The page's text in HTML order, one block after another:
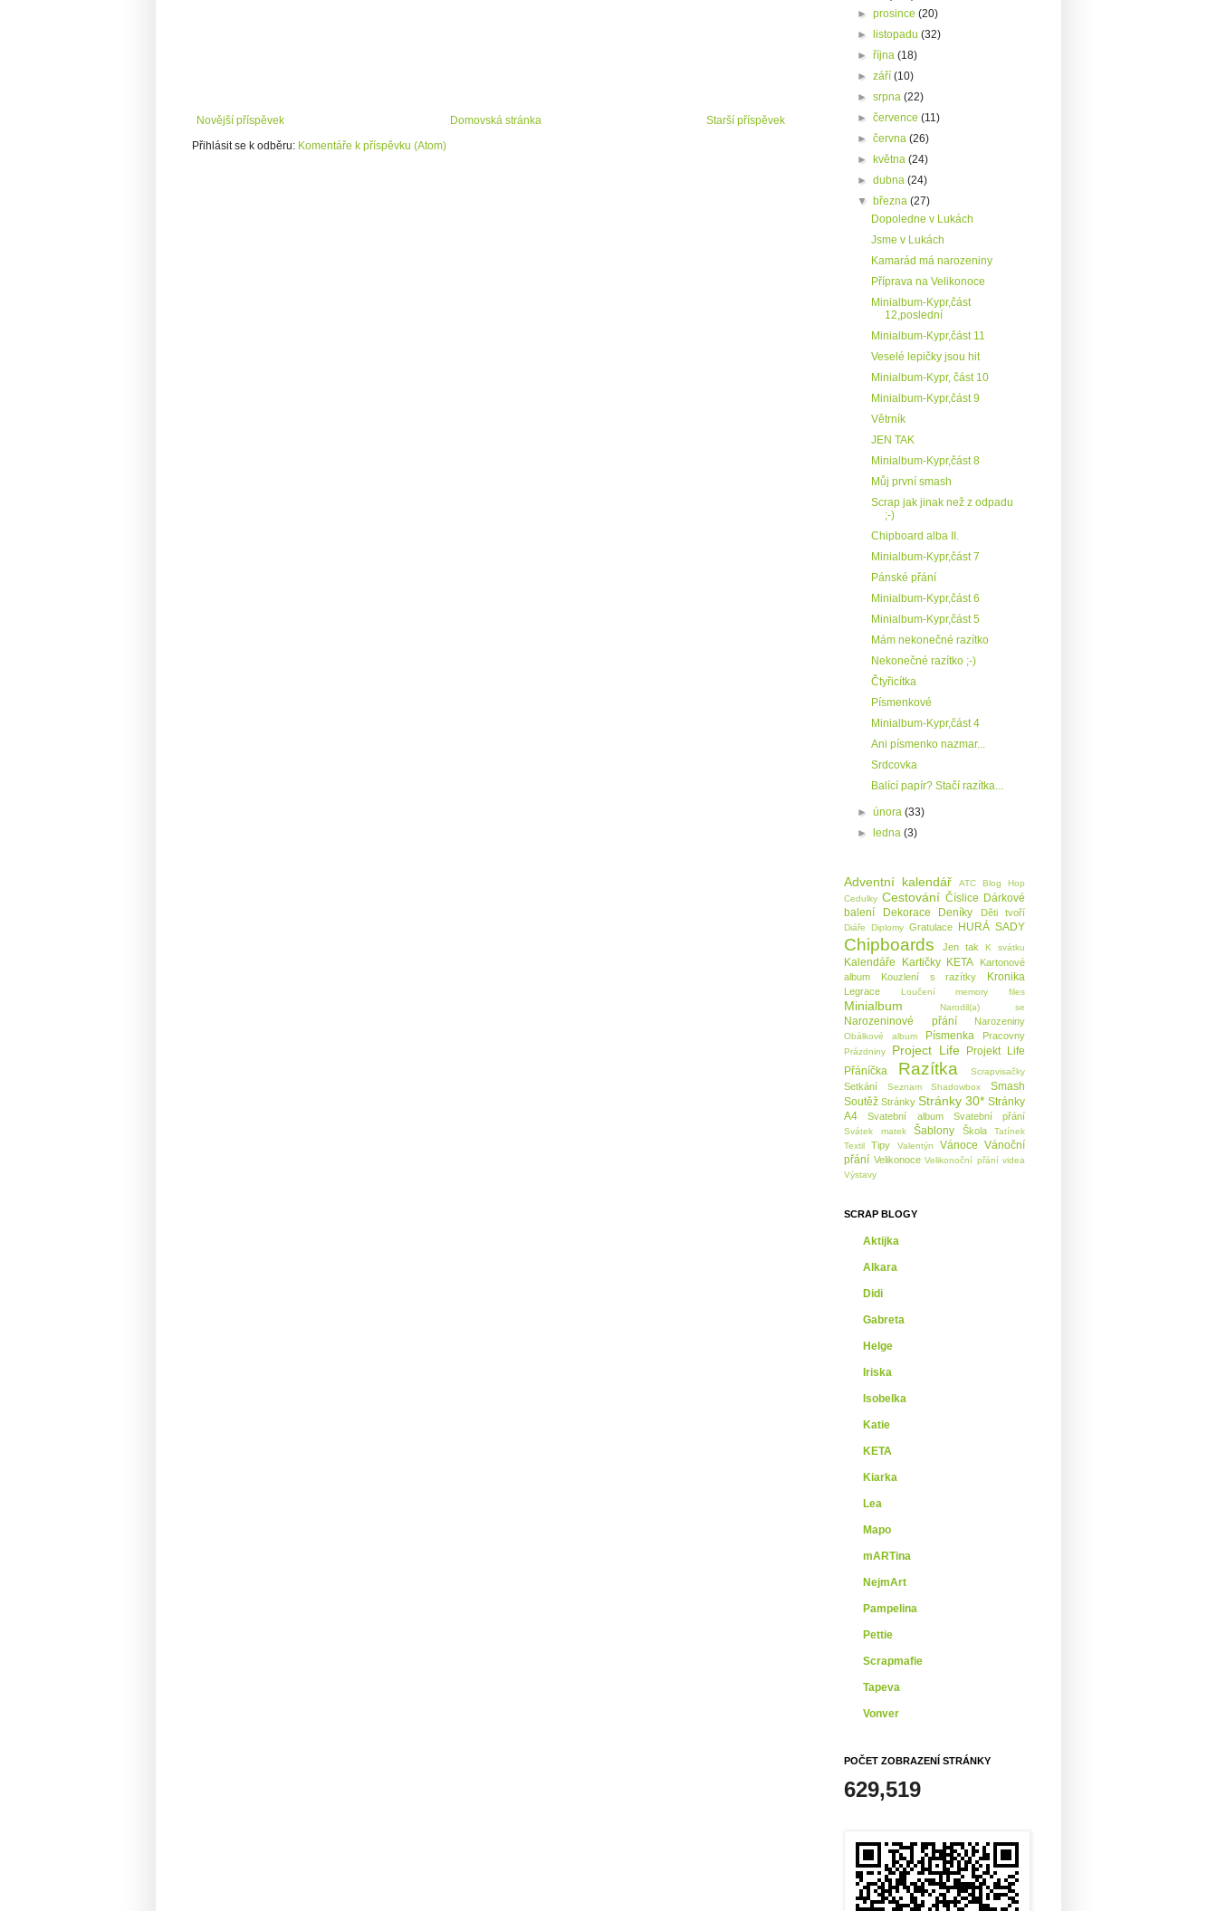
Novější příspěvek Starší příspěvek
Domovská stránka
Přihlásit se k odběru: Komentáře k příspěvku (Atom)
►prosince(20)
►
listopadu(32)
►října(18)
►září(10)
►srpna(22)
►července(11)
►června(26)
►
května(24)
►dubna(24)
▼ března(27)
Dopoledne v Lukách
Jsme v Lukách
Kamarád má narozeniny
Příprava na Velikonoce
Minialbum-Kypr,část
12,poslední
Minialbum-Kypr,část 11
Veselé lepičky jsou hit
Minialbum-Kypr, část 10
Minialbum-Kypr,část 9
Větrník
JEN TAK
Minialbum-Kypr,část 8
Můj první smash
Scrap jak jinak než z odpadu
;-)
Chipboard alba II.
Minialbum-Kypr,část 7
Pánské přání
Minialbum-Kypr,část 6
Minialbum-Kypr,část 5
Mám nekonečné razítko
Nekonečné razítko ;-)
Čtyřicítka
Písmenkové
Minialbum-Kypr,část 4
Ani písmenko nazmar...
Srdcovka
Balící papír? Stačí razítka...
►února(33)
►
ledna(3)
Adventní kalendář ATC
Blog Hop
Cedulky Cestování Číslice Dárkové
balení
Dekorace Deníky Děti tvoří
Diáře Diplomy Gratulace HURÁ SADY
Chipboards Jen tak K svátku
Kalendáře Kartičky KETA
Kartonové
album
Kouzlení s razítky Kronika
Legrace Loučení memory files
Minialbum Narodil(a) se
Narozeninové přání Narozeniny
Obálkové album Písmenka Pracovny
Prázdniny Project Life
Projekt Life
Přáníčka
Razítka Scrapvisačky
Setkání Seznam Shadowbox
Smash
Soutěž Stránky Stránky 30* Stránky
A4
Svatební album Svatební přání
Svátek matek Šablony Škola
Tatínek
Textil
Tipy Valentýn Vánoce Vánoční
přání Velikonoce Velikonoční přání videa
Výstavy
SCRAP BLOGY
Aktijka
Alkara
Didi
Gabreta
Helge
Iriska
Isobelka
Katie
KETA
Kiarka
Lea
Mapo
mARTina
NejmArt
Pampelina
Pettie
Scrapmafie
Tapeva
Vonver
POČET ZOBRAZENÍ STRÁNKY
629,519